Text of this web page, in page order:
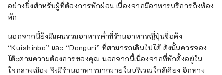
อย่างยิ่งสำหรับผู้ที่ต้องการพักผ่อน เนื่องจากมีอาหารบริการถึงห้อง
พัก
นอกจากนี้ยังมีแผนรวมอาหารค่ำที่ร้านอาหารญี่ปุ่นชื่อดัง
“Kuishinbo” และ “Donguri” ที่สามารถเดินไปได้ ดังนั้นควรจอง
โต๊ะตามความต้องการของคุณ นอกจากนี้เนื่องจากที่พักตั้งอยู่ใน
ใจกลางเมือง จึงมีร้านอาหารมากมายในบริเวณใกล้เคียง อีกทาง